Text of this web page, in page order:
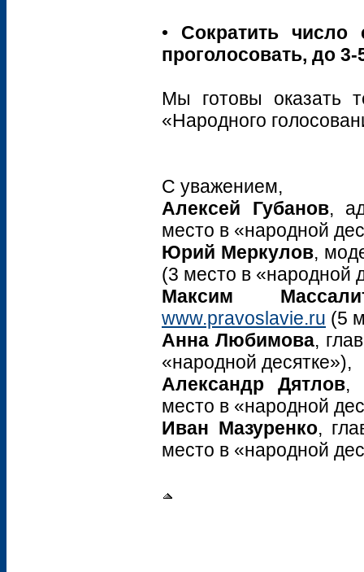
• Сократить
проголосовать, до 3-
Мы готовы оказать
«Народного
С уважением,
Алексей Губанов,
место в «народной
Юрий Меркулов,
(3 место в «народной
Максим
www.pravoslavie.ru (5
Анна Любимова,
«народной десятке»),
Александр Дятлов,
место в «народной
Иван Мазуренко,
место в «народной